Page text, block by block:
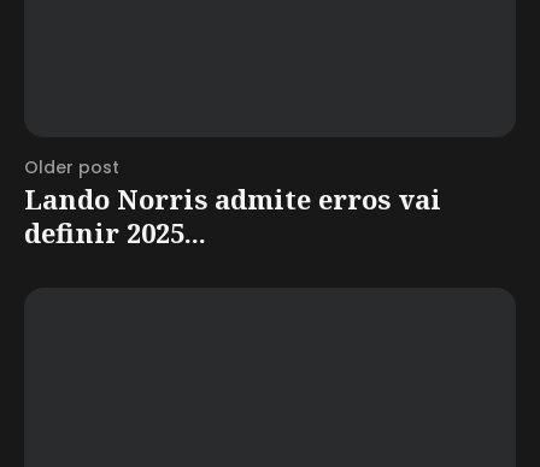
Older post
Lando Norris admite erros vai
definir 2025...